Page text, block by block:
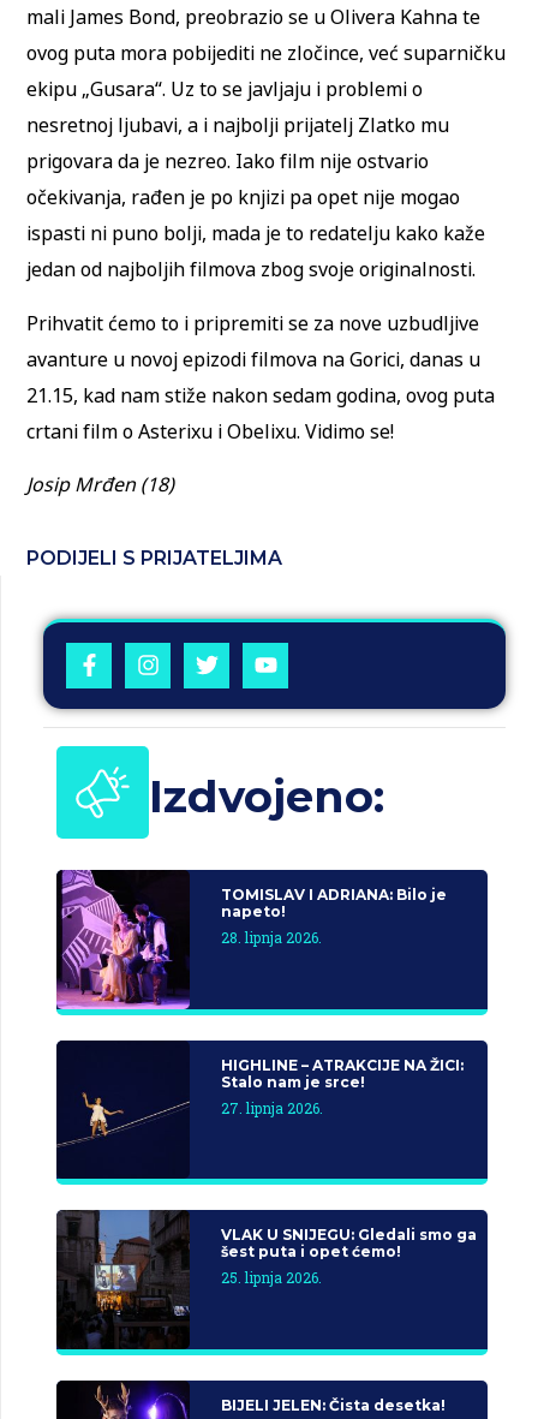
mali James Bond, preobrazio se u Olivera Kahna te
ovog puta mora pobijediti ne zločince, već suparničku
ekipu „Gusara“. Uz to se javljaju i problemi o
nesretnoj ljubavi, a i najbolji prijatelj Zlatko mu
prigovara da je nezreo. Iako film nije ostvario
očekivanja, rađen je po knjizi pa opet nije mogao
ispasti ni puno bolji, mada je to redatelju kako kaže
jedan od najboljih filmova zbog svoje originalnosti.
Prihvatit ćemo to i pripremiti se za nove uzbudljive
avanture u novoj epizodi filmova na Gorici, danas u
21.15, kad nam stiže nakon sedam godina, ovog puta
crtani film o Asterixu i Obelixu. Vidimo se!
Josip Mrđen (18)
PODIJELI S PRIJATELJIMA
Izdvojeno:
TOMISLAV I ADRIANA: Bilo je
napeto!
28. lipnja 2026.
HIGHLINE – ATRAKCIJE NA ŽICI:
Stalo nam je srce!
27. lipnja 2026.
VLAK U SNIJEGU: Gledali smo ga
šest puta i opet ćemo!
25. lipnja 2026.
BIJELI JELEN: Čista desetka!